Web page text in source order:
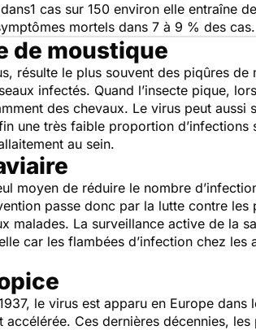
cas sur 150 environ elle entraîne
mortels dans 7 à 9 % des cas.
de moustique
résulte le plus souvent des piqûres
infectés. Quand l’insecte pique,
des chevaux. Le virus peut
une très faible proportion
au sein.
moyen de réduire le nombre
passe donc par la lutte contre
malades. La surveillance active de la
car les flambées d’infection chez les
le virus est apparu en Europe dans
accélérée. Ces dernières décennies,